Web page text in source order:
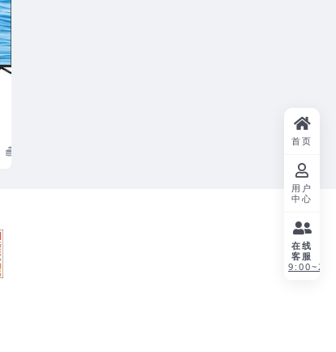
首页
用户
中心
在线
客服